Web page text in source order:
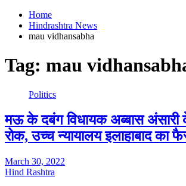
Home
Hindrashtra News
mau vidhansabha
Tag: mau
Politics
मऊ के दबंग विधायक अब्बास अंसारी
रोक, उच्च न्यायालय इलाहाबाद का
March 30, 2022
Hind Rashtra